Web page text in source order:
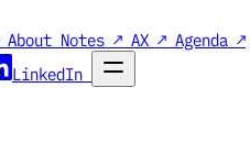
About Notes ↗ AX ↗ Agenda ↗
LinkedIn